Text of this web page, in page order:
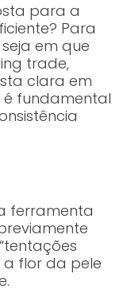
para a
Para
em que
trade,
clara em
fundamental
ferramenta
a flor da pele